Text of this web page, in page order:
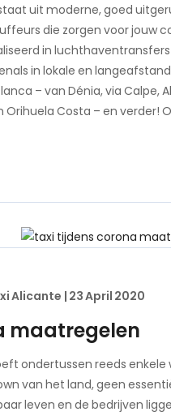
uit moderne, goed
die zorgen voor jouw
in
in lokale en
– van Dénia, via Calpe,
Orihuela Costa – en verder!
Alicante | 23 April 2020
maatregelen
ondertussen reeds enkele
van het land, geen
leven en de bedrijven